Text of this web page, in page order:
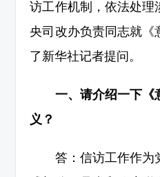
访工作机制，依法处理
央司改办负责同志就《
了新华社记者提问。
一、请介绍一下《
义？
答：信访工作作为